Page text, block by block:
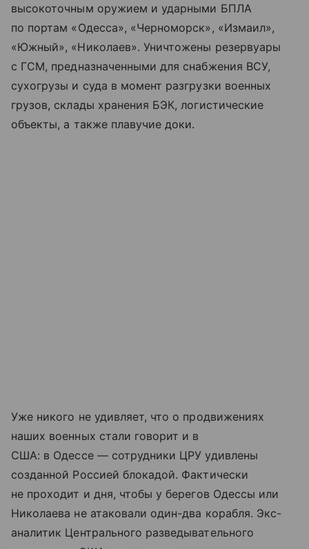
высокоточным оружием и ударными БПЛА
по портам «Одесса», «Черноморск», «Измаил»,
«Южный», «Николаев». Уничтожены резервуары
с ГСМ, предназначенными для снабжения ВСУ,
сухогрузы и суда в момент разгрузки военных
грузов, склады хранения БЭК, логистические
объекты, а также плавучие доки.
Уже никого не удивляет, что о продвижениях
наших военных стали говорит и в
США: в Одессе — сотрудники ЦРУ удивлены
созданной Россией блокадой. Фактически
не проходит и дня, чтобы у берегов Одессы или
Николаева не атаковали один-два корабля. Экс-
аналитик Центрального разведывательного